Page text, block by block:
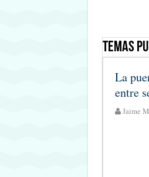
Temas
La
entre
Jaime